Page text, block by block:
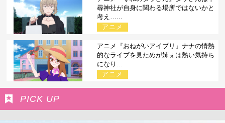
尋神社が自身に関わる場所ではないかと
考え…...
アニメ
アニメ『おねがいアイプリ』ナナの情熱
的なライブを見ためが姉ぇは熱い気持ち
になり...
アニメ
PICK UP